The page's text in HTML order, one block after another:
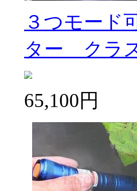
３つモード
ター クラ
65,100円